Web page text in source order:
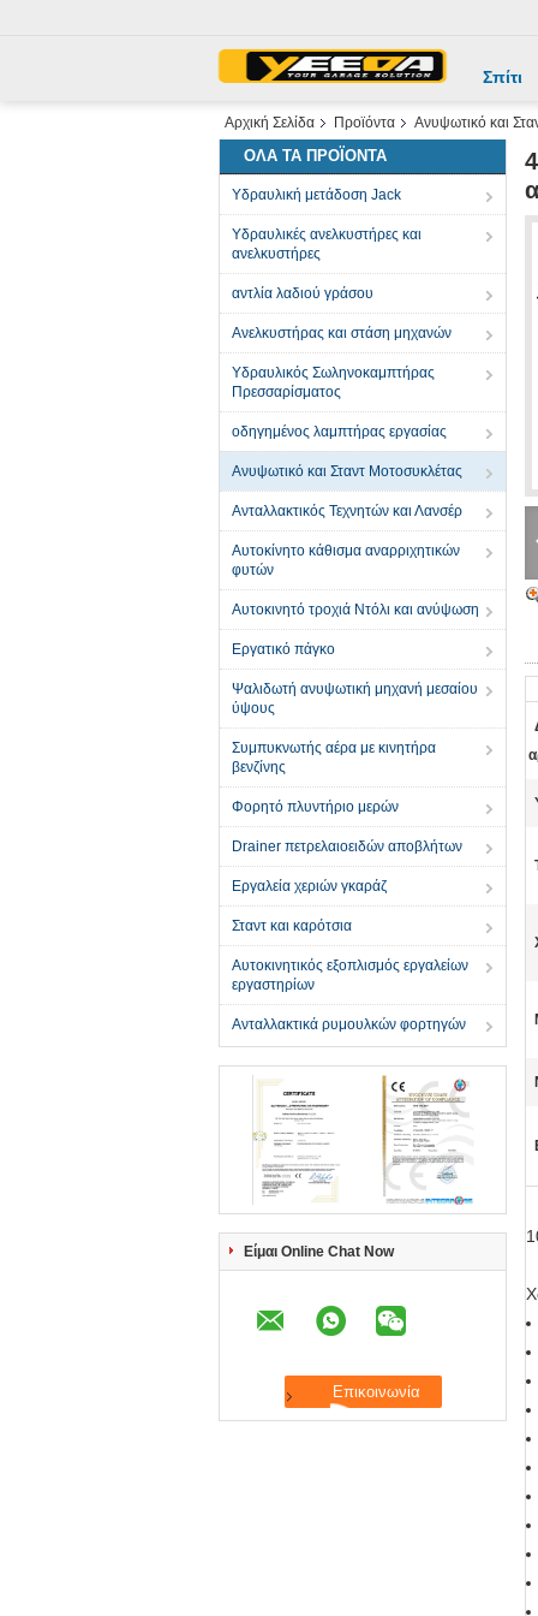
Σπίτι
Αρχική Σελίδα Προϊόντα Ανυψωτικό και
ΌΛΑ ΤΑ ΠΡΟΪΌΝΤΑ
Υδραυλική μετάδοση Jack
Υδραυλικές ανελκυστήρες και
ανελκυστήρες
αντλία λαδιού γράσου
Ανελκυστήρας και στάση μηχανών
Υδραυλικός Σωληνοκαμπτήρας
Πρεσσαρίσματος
οδηγημένος λαμπτήρας εργασίας
Ανυψωτικό και Σταντ Μοτοσυκλέτας
Ανταλλακτικός Τεχνητών και Λανσέρ
Αυτοκίνητο κάθισμα αναρριχητικών
φυτών
Αυτοκινητό τροχιά Ντόλι και ανύψωση
Εργατικό πάγκο
Ψαλιδωτή ανυψωτική μηχανή μεσαίου
ύψους
Συμπυκνωτής αέρα με κινητήρα
βενζίνης
Φορητό πλυντήριο μερών
Drainer πετρελαιοειδών αποβλήτων
Εργαλεία χεριών γκαράζ
Σταντ και καρότσια
Αυτοκινητικός εξοπλισμός εργαλείων
εργαστηρίων
Ανταλλακτικά ρυμουλκών φορτηγών
Είμαι Online Chat Now